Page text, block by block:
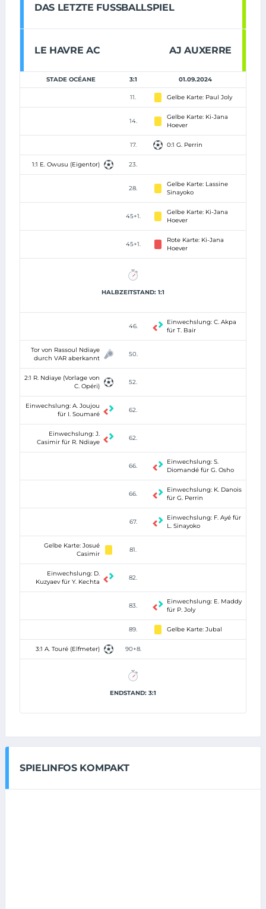
DAS LETZTE FUSSBALLSPIEL
LE HAVRE AC AJ AUXERRE
STADE OCÉANE 3:1 01.09.2024
11. Gelbe Karte: Paul Joly
14.
Gelbe Karte: Ki-Jana
Hoever
17. 0:1 G. Perrin
1:1 E. Owusu (Eigentor) 23.
28.
Gelbe Karte: Lassine
Sinayoko
45+1.
Gelbe Karte: Ki-Jana
Hoever
45+1.
Rote Karte: Ki-Jana
Hoever
HALBZEITSTAND: 1:1
46.
Einwechslung: C. Akpa
für T. Bair
Tor von Rassoul Ndiaye
durch VAR aberkannt
50.
2:1 R. Ndiaye (Vorlage von
C. Opéri)
52.
Einwechslung: A. Joujou
für I. Soumaré
62.
Einwechslung: J.
Casimir für R. Ndiaye
62.
66.
Einwechslung: S.
Diomandé für G. Osho
66.
Einwechslung: K. Danois
für G. Perrin
67.
Einwechslung: F. Ayé für
L. Sinayoko
Gelbe Karte: Josué
Casimir
81.
Einwechslung: D.
Kuzyaev für Y. Kechta
82.
83.
Einwechslung: E. Maddy
für P. Joly
89. Gelbe Karte: Jubal
3:1 A. Touré (Elfmeter) 90+8.
ENDSTAND: 3:1
SPIELINFOS KOMPAKT